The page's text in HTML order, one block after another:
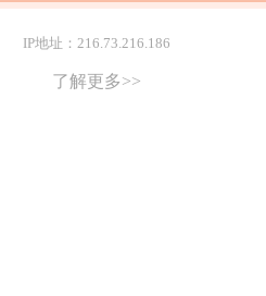
IP地址：216.73.216.186
了解更多>>